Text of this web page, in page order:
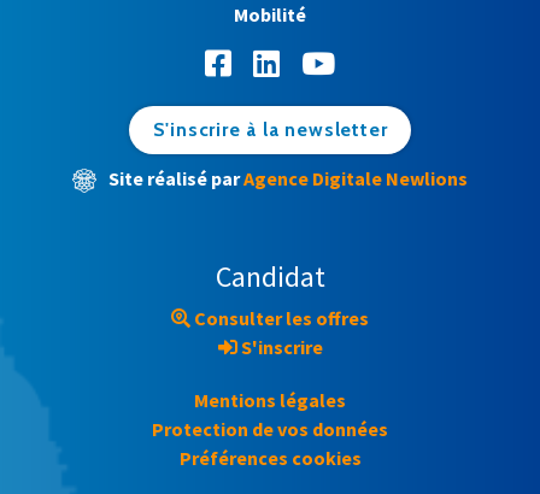
Mobilité
S'inscrire à la newsletter
Site réalisé parAgence Digitale Newlions
Candidat
Consulter les offres
S'inscrire
Mentions légales
Protection de vos données
Préférences cookies